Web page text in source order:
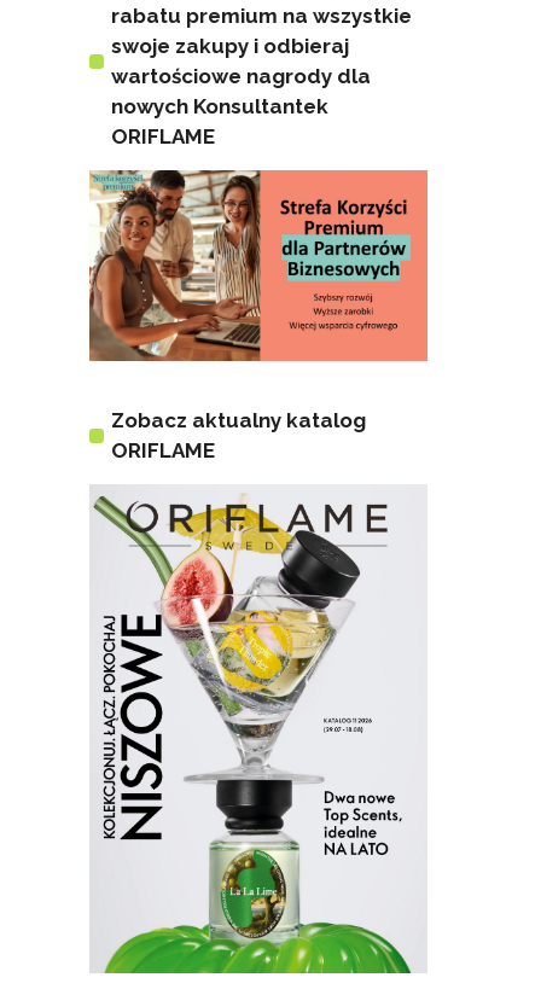
rabatu premium na wszystkie
swoje zakupy i odbieraj
wartościowe nagrody dla
nowych Konsultantek
ORIFLAME
Zobacz aktualny katalog
ORIFLAME